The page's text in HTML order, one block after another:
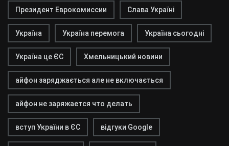
Президент Еврокомиссии Слава Україні
Україна Україна перемога Україна сьогодні
Україна це ЄС Хмельницький новини
айфон заряджається але не включається
айфон не заряжается что делать
вступ України в ЄС відгуки Google